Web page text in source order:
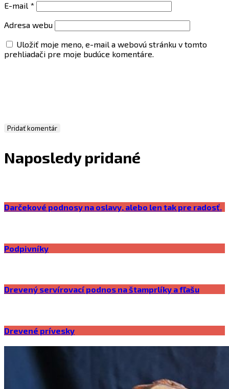
E-mail *
Adresa webu
Uložiť moje meno, e-mail a webovú stránku v tomto
prehliadači pre moje budúce komentáre.
Naposledy pridané
Darčekové podnosy na oslavy, alebo len tak pre radosť.
Podpivníky
Drevený servírovací podnos na štamprlíky a fľašu
Drevené prívesky